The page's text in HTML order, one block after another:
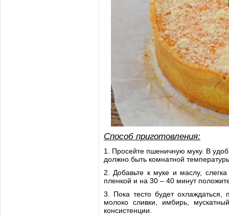
Способ приготовления:
1. Просейте пшеничную муку. В
должно быть комнатной
2. Добавьте к муке и маслу,
пленкой и на 30 – 40 минут
3. Пока тесто будет охлаждаться,
молоко сливки, имбирь,
консистенции.